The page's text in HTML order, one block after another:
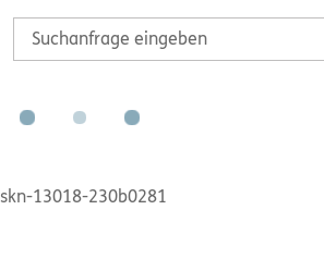
skn-13018-230b0281